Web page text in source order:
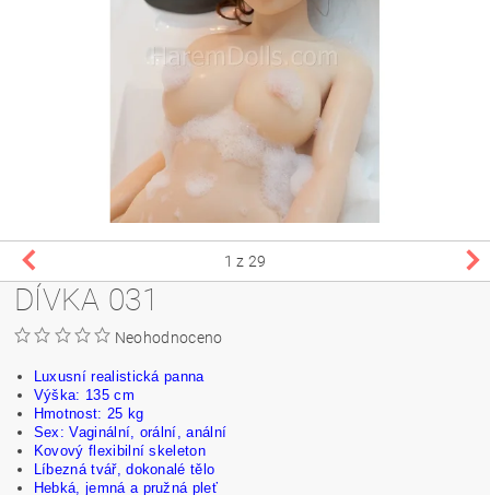
1 z 29
DÍVKA 031
Neohodnoceno
Luxusní realistická panna
Výška: 135 cm
Hmotnost: 25 kg
Sex: Vaginální, orální, anální
Kovový flexibilní skeleton
Líbezná tvář,dokonalé tělo
Hebká, jemná a pružná pleť